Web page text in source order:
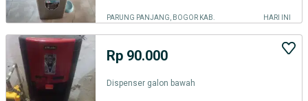
PARUNG PANJANG, BOGOR KAB. HARI INI
Rp 90.000
Dispenser galon bawah